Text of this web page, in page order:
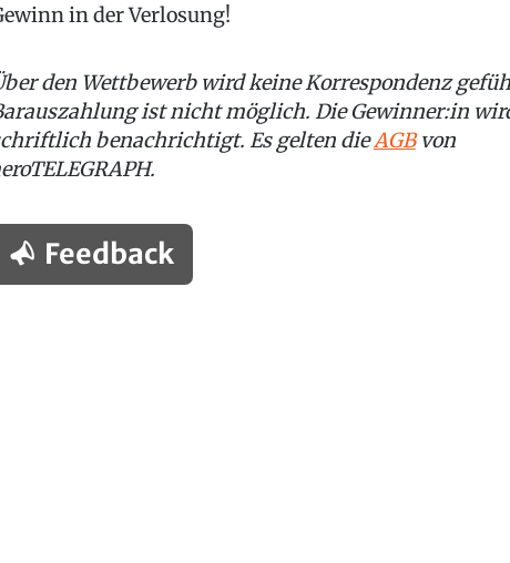
in der Verlosung!
den Wettbewerb wird keine Korrespondenz
ist nicht möglich. Die Gewinner:in
benachrichtigt. Es gelten dieAGBvon
Feedback